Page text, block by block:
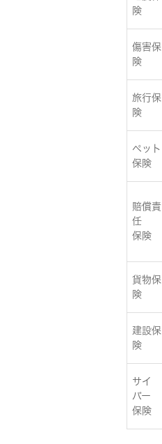
険
傷害保
険
旅行保
険
ペット
保険
賠償責
任
保険
貨物保
険
建設保
険
サイ
バー
保険